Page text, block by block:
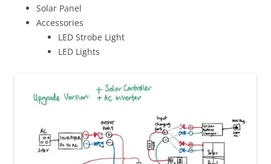
Solar Panel
Accessories
LED Strobe Light
LED Lights